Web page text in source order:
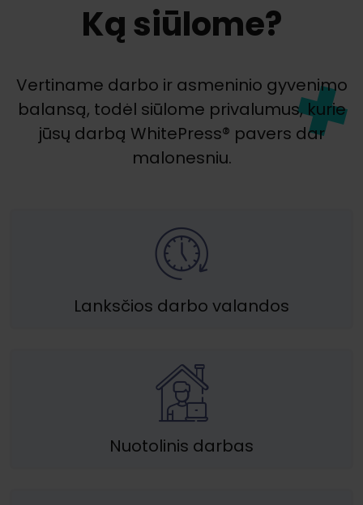
Ką siūlome?
Vertiname darbo ir asmeninio gyvenimo
balansą, todėl siūlome privalumus, kurie
jūsų darbą WhitePress® pavers dar
malonesniu.
Lanksčios darbo valandos
Nuotolinis darbas